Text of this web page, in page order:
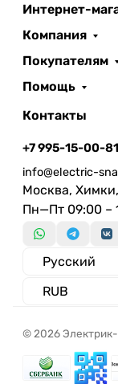
Интернет-
Компания
Покупателям
Помощь
Контакты
+7 995-15-00-
info@electric-
Москва,
Пн—Пт 09:00 –
© 2026